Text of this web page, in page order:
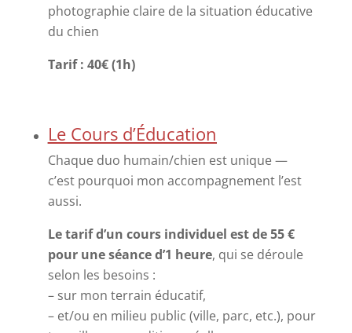
photographie claire de la situation éducative
du chien
Tarif : 40€ (1h)
Le Cours d’Éducation
Chaque duo humain/chien est unique —
c’est pourquoi mon accompagnement l’est
aussi.
Le tarif d’un cours individuel est de 55 €
pour une séance d’1 heure, qui se déroule
selon les besoins :
– sur mon terrain éducatif,
– et/ou en milieu public (ville, parc, etc.), pour